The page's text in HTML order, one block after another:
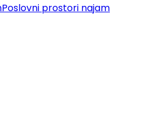
Poslovni prostori najam